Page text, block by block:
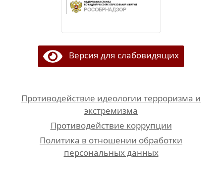
Версия для слабовидящих
Противодействие идеологии терроризма и
экстремизма
Противодействие коррупции
Политика в отношении обработки
персональных данных